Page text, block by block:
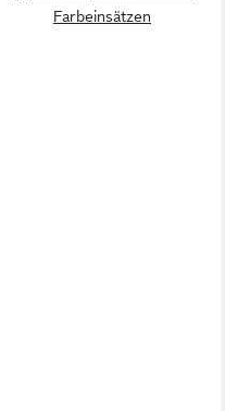
Farbeinsätzen